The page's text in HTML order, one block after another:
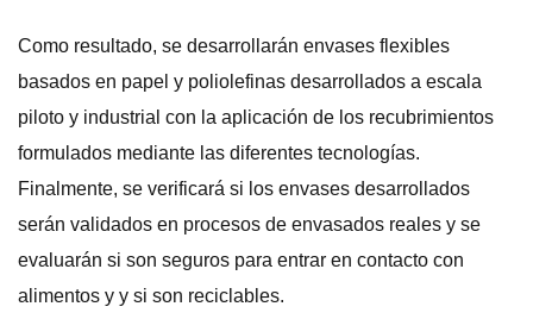
Como resultado, se desarrollarán envases flexibles
basados en papel y poliolefinas desarrollados a escala
piloto y industrial con la aplicación de los recubrimientos
formulados mediante las diferentes tecnologías.
Finalmente, se verificará si los envases desarrollados
serán validados en procesos de envasados reales y se
evaluarán si son seguros para entrar en contacto con
alimentos y y si son reciclables.